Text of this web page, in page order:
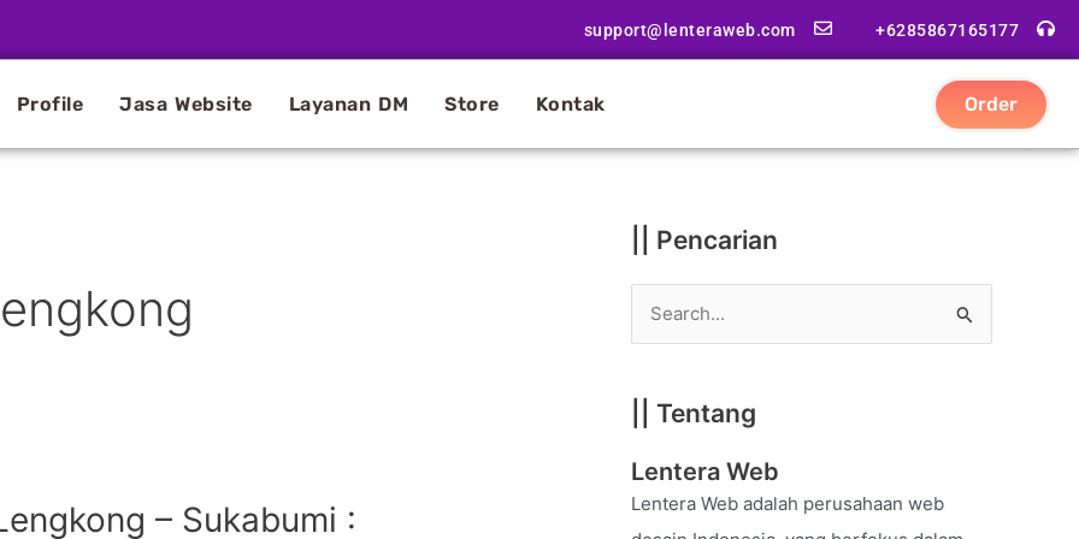
support@lenteraweb.com +6285867165177
Profile Jasa Website Layanan DM Store Kontak Order
– Sukabumi :
|| Pencarian
r
c
h
|| Tentang
Lentera Web
Lentera Web adalah perusahaan web
|
t
g
i